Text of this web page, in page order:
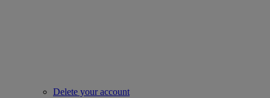
Delete your account